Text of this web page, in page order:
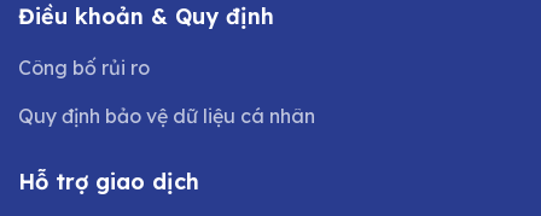
Điều khoản & Quy định
Công bố rủi ro
Quy định bảo vệ dữ liệu cá nhân
Hỗ trợ giao dịch